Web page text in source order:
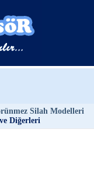
Silah Modelleri
Diğerleri